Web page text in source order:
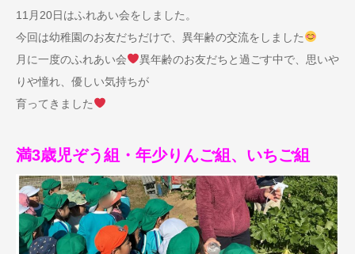
11月20日はふれあい会をしました。
今回は幼稚園のお友だちだけで、異年齢の交流をしました
月に一度のふれあい会
異年齢のお友だちと過ごす中で、思いや
りや憧れ、優しい気持ちが
育ってきました
満3歳児ぞう組・年少りんご組、いちご組